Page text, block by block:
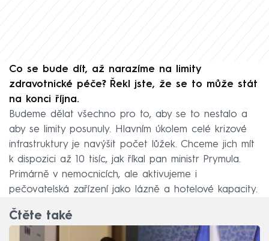
Co se bude dít, až narazíme na limity
zdravotnické péče? Řekl jste, že se to může stát
na konci října.
Budeme dělat všechno pro to, aby se to nestalo a
aby se limity posunuly. Hlavním úkolem celé krizové
infrastruktury je navýšit počet lůžek. Chceme jich mít
k dispozici až 10 tisíc, jak říkal pan ministr Prymula.
Primárně v nemocnicích, ale aktivujeme i
pečovatelská zařízení jako lázně a hotelové kapacity.
Čtěte také